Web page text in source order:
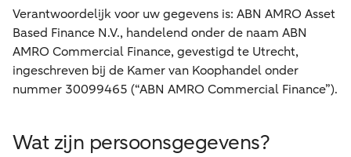
Verantwoordelijk voor uw gegevens is: ABN AMRO Asset
Based Finance N.V., handelend onder de naam ABN
AMRO Commercial Finance, gevestigd te Utrecht,
ingeschreven bij de Kamer van Koophandel onder
nummer 30099465 (“ABN AMRO Commercial Finance”).
Wat zijn persoonsgegevens?